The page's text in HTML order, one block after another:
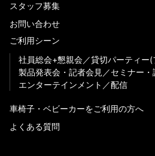
スタッフ募集
お問い合わせ
ご利用シーン
社員総会+懇親会
貸切パーティー
製品発表会・記者会見
セミナー
エンターテインメント
配信
車椅子・ベビーカーをご利用の方へ
よくある質問